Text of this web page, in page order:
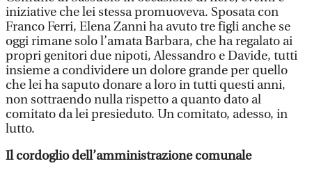
iniziative che lei stessa promuoveva. Sposata con
Franco Ferri, Elena Zanni ha avuto tre figli anche se
oggi rimane solo l’amata Barbara, che ha regalato ai
propri genitori due nipoti, Alessandro e Davide, tutti
insieme a condividere un dolore grande per quello
che lei ha saputo donare a loro in tutti questi anni,
non sottraendo nulla rispetto a quanto dato al
comitato da lei presieduto. Un comitato, adesso, in
lutto.
Il cordoglio dell’amministrazione comunale